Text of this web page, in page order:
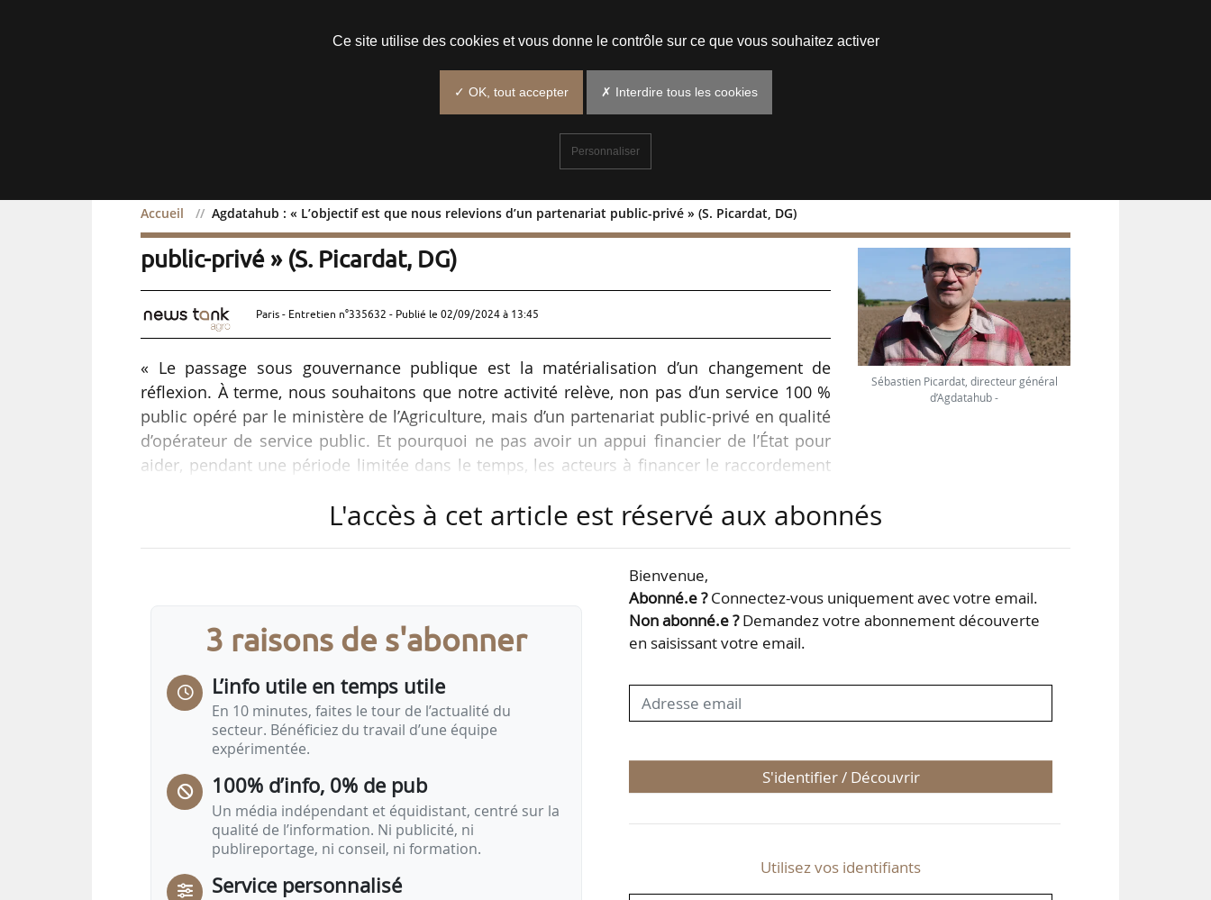
Accueil Agdatahub : « L’objectif est que nous relevions d’un partenariat public-privé » (S. Picardat, DG)
Agdatahub : « L’objectif est que nous relevions d’un partenariat
public-privé » (S. Picardat, DG)
Paris - Entretien n°335632 - Publié le 02/09/2024 à 13:45
« Le passage sous gouvernance publique est la matérialisation d’un changement de
réflexion. À terme, nous souhaitons que notre activité relève, non pas d’un service 100 %
public opéré par le ministère de l’Agriculture, mais d’un partenariat public-privé en qualité
d’opérateur de service public. Et pourquoi ne pas avoir un appui financier de l’État pour
aider, pendant une période limitée dans le temps, les acteurs à financer le raccordement
des autorisations que nous proposons est un service public et restera gratuit pour les
Le ministère de l’Agriculture et de la Souveraineté alimentaire a annonc…
Sébastien Picardat, directeur général
d’Agdatahub -
L'accès à cet article est réservé aux abonnés
3 raisons de s'abonner
L’info utile en temps utile
En 10 minutes, faites le tour de l’actualité du
secteur. Bénéficiez du travail d’une équipe
expérimentée.
100% d’info, 0% de pub
Un média indépendant et équidistant, centré sur la
qualité de l’information. Ni publicité, ni
publireportage, ni conseil, ni formation.
Service personnalisé
Bienvenue,
Abonné.e ?Connectez-vous uniquement avec votre email.
Non abonné.e ?Demandez votre abonnement découverte
en saisissant votre email.
S'identifier / Découvrir
Utilisez vos identifiants
Ce site utilise des cookies et vous donne le contrôle sur ce que vous souhaitez activer
✓ OK, tout accepter ✗ Interdire tous les cookies
Personnaliser